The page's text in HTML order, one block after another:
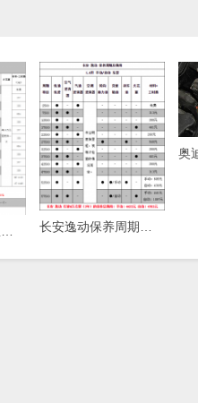
本田凌派三万公里保养费用，凌派3万公里保养项目